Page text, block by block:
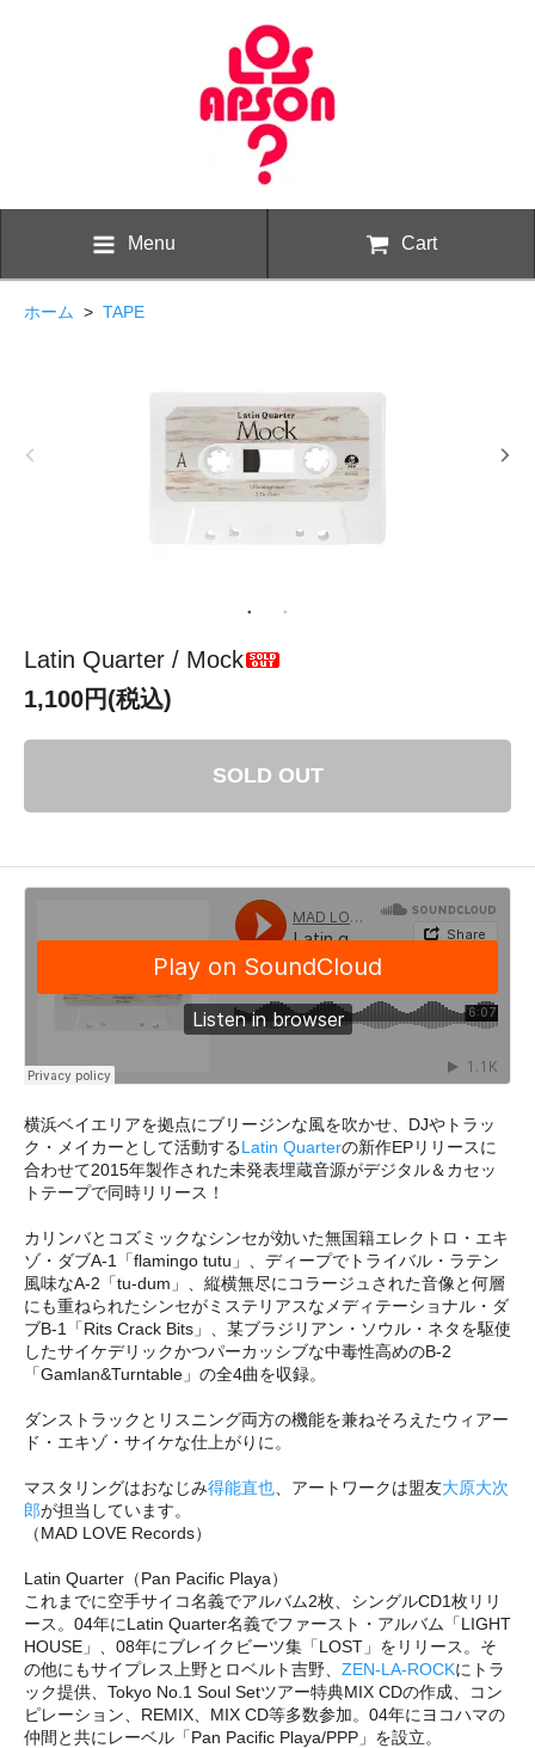
Menu Cart
ホーム > TAPE
Latin Quarter / Mock
1,100円(税込)
SOLD OUT
横浜ベイエリアを拠点にブリージンな風を吹かせ、DJやトラッ
ク・メイカーとして活動するLatin Quarterの新作EPリリースに
合わせて2015年製作された未発表埋蔵音源がデジタル＆カセッ
トテープで同時リリース！
カリンバとコズミックなシンセが効いた無国籍エレクトロ・エキ
ゾ・ダブA-1「flamingo tutu」、ディープでトライバル・ラテン
風味なA-2「tu-dum」、縦横無尽にコラージュされた音像と何層
にも重ねられたシンセがミステリアスなメディテーショナル・ダ
ブB-1「Rits Crack Bits」、某ブラジリアン・ソウル・ネタを駆使
したサイケデリックかつパーカッシブな中毒性高めのB-2
「Gamlan&Turntable」の全4曲を収録。
ダンストラックとリスニング両方の機能を兼ねそろえたウィアー
ド・エキゾ・サイケな仕上がりに。
マスタリングはおなじみ得能直也 、アートワークは盟友大原大次
郎が担当しています。
（MAD LOVE Records）
Latin Quarter（Pan Pacific Playa）
これまでに空手サイコ名義でアルバム2枚、シングルCD1枚リリ
ース。04年にLatin Quarter名義でファースト・アルバム「LIGHT
HOUSE」、08年にブレイクビーツ集「LOST」をリリース。そ
の他にもサイプレス上野とロベルト吉野、 ZEN-LA-ROCKにトラ
ック提供、Tokyo No.1 Soul Setツアー特典MIX CDの作成、コン
ピレーション、REMIX、MIX CD等多数参加。04年にヨコハマの
仲間と共にレーベル「Pan Pacific Playa/PPP」を設立。